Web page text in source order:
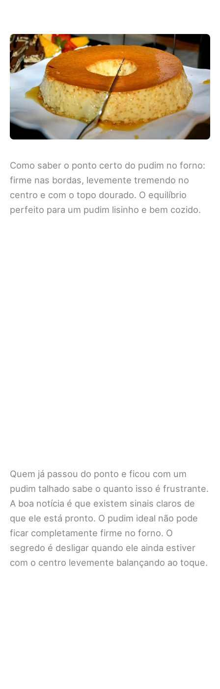
Como saber o ponto certo do pudim no forno:
firme nas bordas, levemente tremendo no
centro e com o topo dourado. O equilíbrio
perfeito para um pudim lisinho e bem cozido.
Quem já passou do ponto e ficou com um
pudim talhado sabe o quanto isso é frustrante.
A boa notícia é que existem sinais claros de
que ele está pronto. O pudim ideal não pode
ficar completamente firme no forno. O
segredo é desligar quando ele ainda estiver
com o centro levemente balançando ao toque.